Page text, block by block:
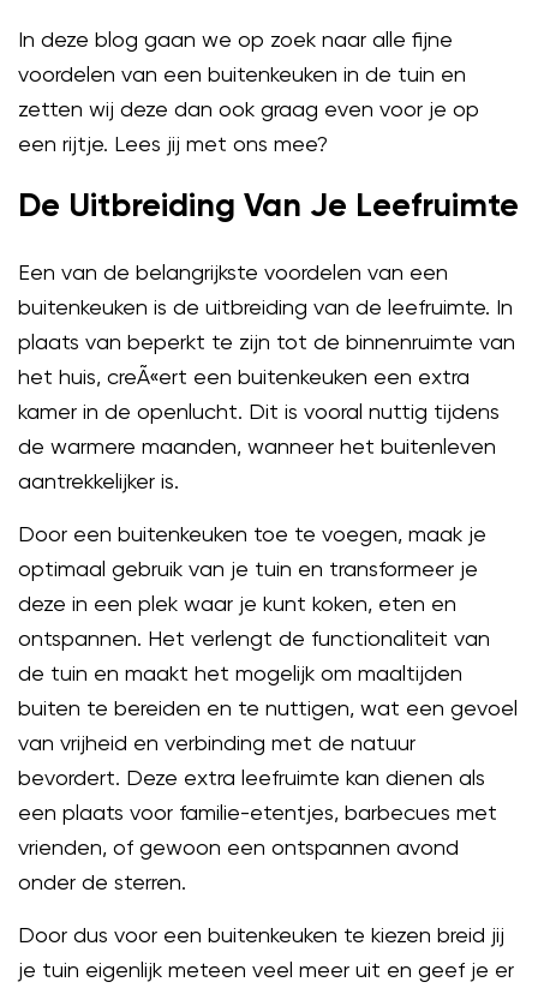
In deze blog gaan we op zoek naar alle fijne
voordelen van een buitenkeuken in de tuin en
zetten wij deze dan ook graag even voor je op
een rijtje. Lees jij met ons mee?
De Uitbreiding Van Je Leefruimte
Een van de belangrijkste voordelen van een
buitenkeuken is de uitbreiding van de leefruimte. In
plaats van beperkt te zijn tot de binnenruimte van
het huis, creÃ«ert een buitenkeuken een extra
kamer in de openlucht. Dit is vooral nuttig tijdens
de warmere maanden, wanneer het buitenleven
aantrekkelijker is.
Door een buitenkeuken toe te voegen, maak je
optimaal gebruik van je tuin en transformeer je
deze in een plek waar je kunt koken, eten en
ontspannen. Het verlengt de functionaliteit van
de tuin en maakt het mogelijk om maaltijden
buiten te bereiden en te nuttigen, wat een gevoel
van vrijheid en verbinding met de natuur
bevordert. Deze extra leefruimte kan dienen als
een plaats voor familie-etentjes, barbecues met
vrienden, of gewoon een ontspannen avond
onder de sterren.
Door dus voor een buitenkeuken te kiezen breid jij
je tuin eigenlijk meteen veel meer uit en geef je er